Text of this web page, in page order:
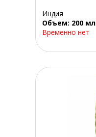
Индия
Объем: 200 мл
Временно нет